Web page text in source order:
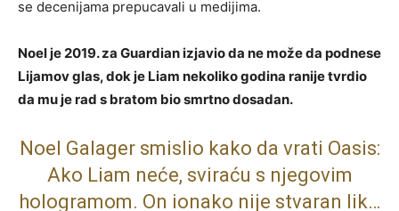
se decenijama prepucavali u medijima.
Noel je 2019. za Guardian izjavio da ne može da podnese
Lijamov glas, dok je Liam nekoliko godina ranije tvrdio
da mu je rad s bratom bio smrtno dosadan.
Noel Galager smislio kako da vrati Oasis:
Ako Liam neće, sviraću s njegovim
hologramom. On ionako nije stvaran lik…